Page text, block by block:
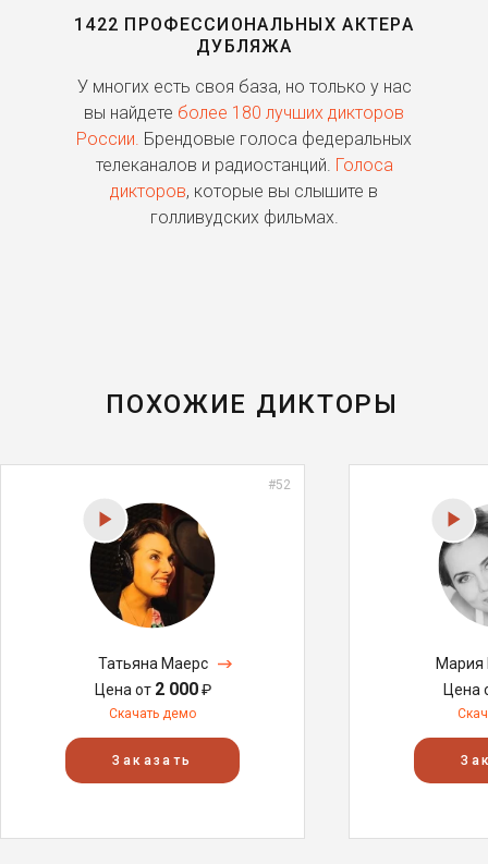
1422 ПРОФЕССИОНАЛЬНЫХ АКТЕРА
ДУБЛЯЖА
У многих есть своя база, но только у нас
вы найдете более 180 лучших дикторов
России. Брендовые голоса федеральных
телеканалов и радиостанций. Голоса
дикторов, которые вы слышите в
голливудских фильмах.
ПОХОЖИЕ ДИКТОРЫ
#52
Татьяна Маерс
Цена от 2 000₽
Скачать демо
Заказать
Мария
Цена